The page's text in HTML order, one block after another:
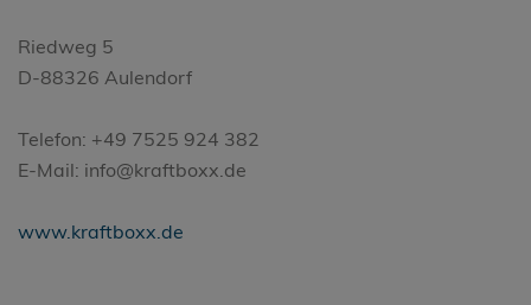
Riedweg 5
D-88326 Aulendorf
Telefon: +49 7525 924 382
E-Mail: info@kraftboxx.de
www.kraftboxx.de